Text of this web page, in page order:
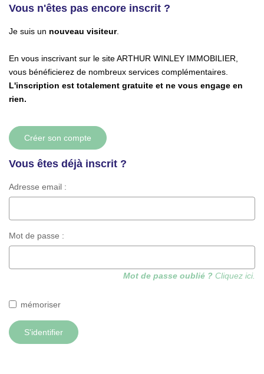
ON RECRUTE !
CONTACT
ESPACE GESTION
Vous n'êtes pas encore inscrit ?
Je suis un nouveau visiteur.
En vous inscrivant sur le site ARTHUR WINLEY IMMOBILIER,
vous bénéficierez de nombreux services complémentaires.
L'inscription est totalement gratuite et ne vous engage en
rien.
Créer son compte
Vous êtes déjà inscrit ?
Adresse email :
Mot de passe :
Mot de passe oublié ? Cliquez ici.
mémoriser
S'identifier